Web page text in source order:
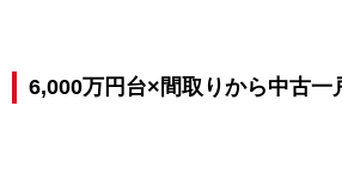
6,000万円台×間取りから中古一